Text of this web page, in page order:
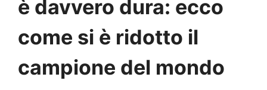
è davvero dura: ecco
come si è ridotto il
campione del mondo